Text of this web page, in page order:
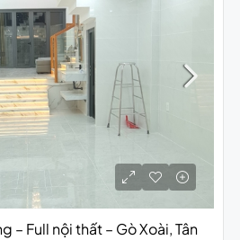
– Full nội thất – Gò Xoài, Tân